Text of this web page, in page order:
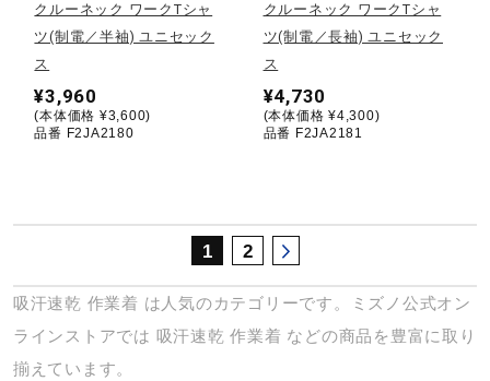
取扱店一覧
クルーネック ワークTシャ
ツ(制電／半袖) ユニセック
ス
¥3,960
(本体価格 ¥3,600)
品番 F2JA2180
クルーネック ワークTシャ
ツ(制電／長袖) ユニセック
ス
¥4,730
(本体価格 ¥4,300)
品番 F2JA2181
1 2
吸汗速乾 作業着 は人気のカテゴリーです。ミズノ公式オン
ラインストアでは 吸汗速乾 作業着 などの商品を豊富に取り
揃えています。